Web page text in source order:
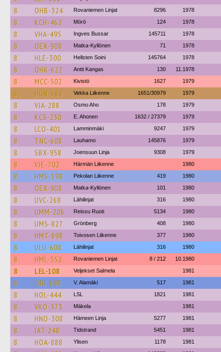
8 OHB-324 Rovaniemen Linjat 8296 1978
8 KCH-462 Mörö 124 1978
8 VHA-495 Ingves Bussar 145711 1978
8 OEX-908 Matka-Kyllönen 71 1978
8 HLE-300 Hellsten Soini 145764 1978
8 OHK-622 Antti Kangas 130 11.1978
8 MCC-502 Kivistö 1627 1979
8 HUN-688 Vekka Liikenne 1651/30979 1979
8 VJA-288 Osmo Aho 178 1979
8 KCS-230 E. Ahonen 1632 / 27379 1979
8 LCO-401 Lamminmäki 9247 1979
8 TNC-608 Lauhamo 145876 1979
8 SBX-958 Joensuun Linja 9308 1979
8 VJE-702 Härmän Liikenne 1980
8 HMS-198 Pekolan Liikenne 419 1980
8 OEX-908 Matka-Kyllönen 101 1980
8 UVC-268 Lähilinjat 316 1980
8 UMM-206 Reissu Ruoti 5134 1980
8 UMS-827 Grönberg 408 1980
8 HMT-898 Toivosen Liikenne 377 1980
8 ULU-608 Lähilinjat 316 1980
8 HML-552 Rovaniemen Linjat 8 / 212 10.1980
8 LEL-108 Veljekset Salmela 1981
8 OJU-698 V. Alamäki 517 1981
8 HOL-444 LSL 1821 1981
8 VKO-373 Mäkela 1981
8 HNO-308 Hämeen Linja 5277 1981
8 JAT-248 Tidstrand 5451 1981
8 HOA-888 Ylisen 1178 1981